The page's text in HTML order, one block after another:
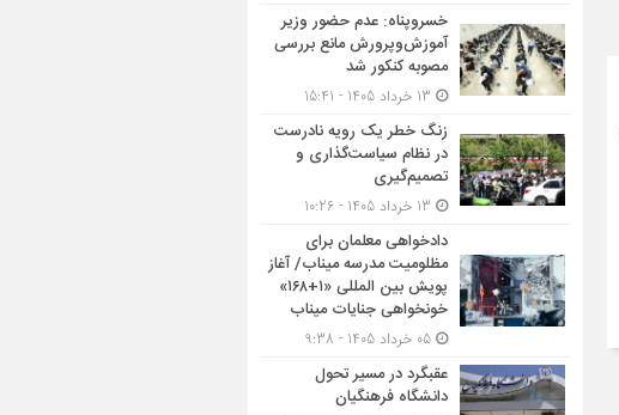
خسروپناه: عدم حضور وزیر
آموزش‌وپرورش مانع بررسی
مصوبه کنکور شد
زنگ خطر یک رویه نادرست
در نظام سیاست‌گذاری و
تصمیم‌گیری
دادخواهی معلمان برای
مظلومیت مدرسه میناب/ آغاز
پویش بین المللی «۱+۱۶۸»
خونخواهی جنایات میناب
عقبگرد در مسیر تحول
دانشگاه فرهنگیان